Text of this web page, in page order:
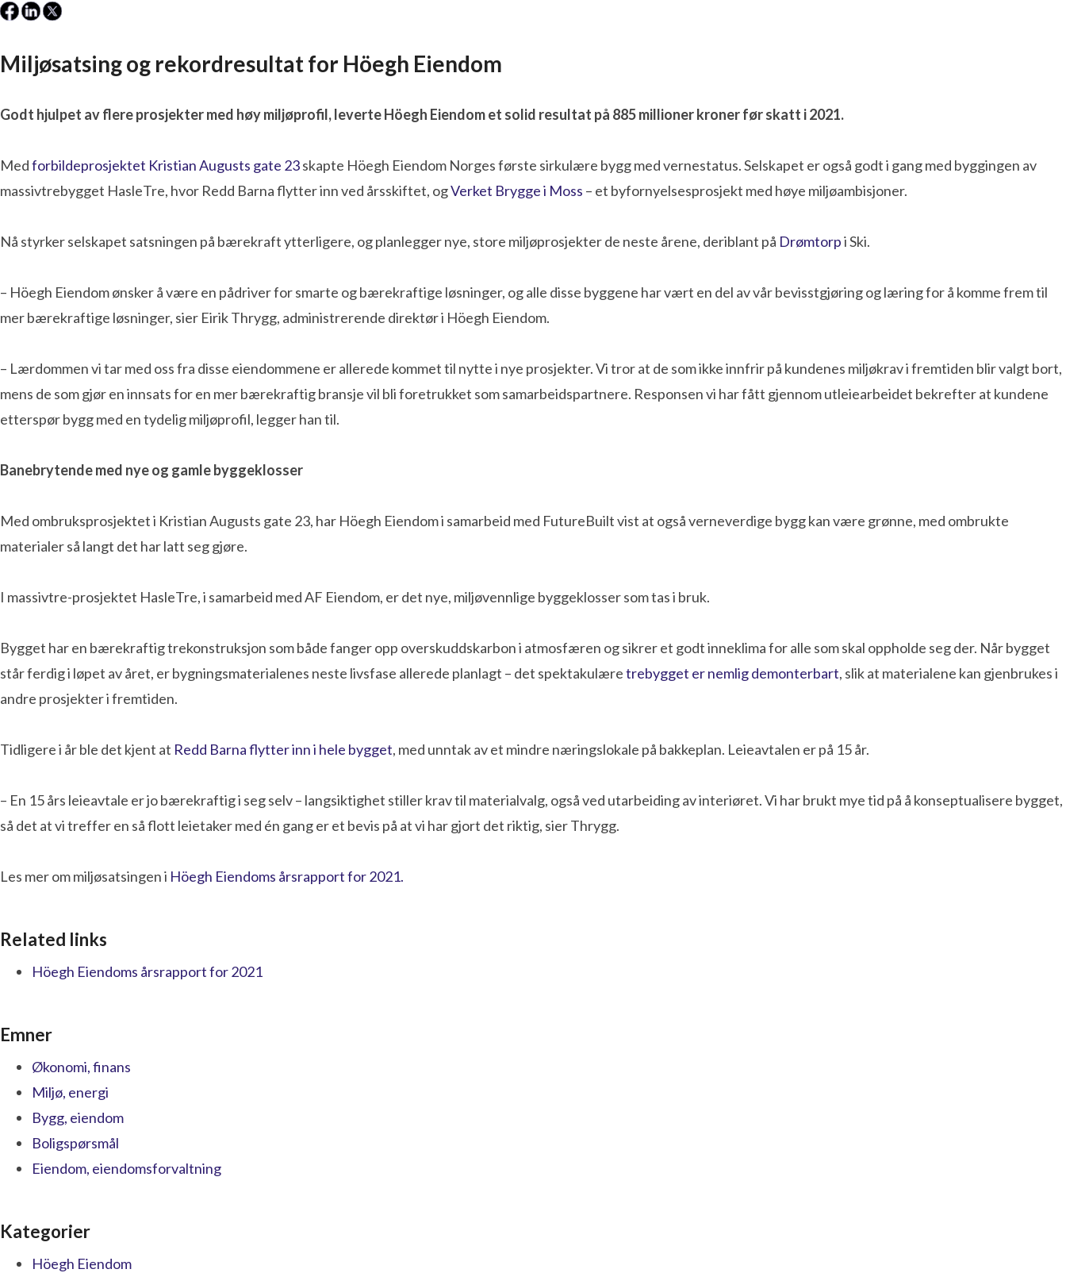
Miljøsatsing og rekordresultat for Höegh Eiendom
Godt hjulpet av flere prosjekter med høy miljøprofil, leverte Höegh Eiendom et solid resultat på 885 millioner kroner før skatt i 2021.
Medforbildeprosjektet Kristian Augusts gate 23skapte Höegh Eiendom Norges første sirkulære bygg med vernestatus. Selskapet er også godt i gang med byggingen av
massivtrebygget HasleTre, hvor Redd Barna flytter inn ved årsskiftet, ogVerket Brygge i Moss – et byfornyelsesprosjekt med høye miljøambisjoner.
Nå styrker selskapet satsningen på bærekraft ytterligere, og planlegger nye, store miljøprosjekter de neste årene, deriblant på Drømtorpi Ski.
– Höegh Eiendom ønsker å være en pådriver for smarte og bærekraftige løsninger, og alle disse byggene har vært en del av vår bevisstgjøring og læring for å komme frem til
mer bærekraftige løsninger, sier Eirik Thrygg, administrerende direktør i Höegh Eiendom.
– Lærdommen vi tar med oss fra disse eiendommene er allerede kommet til nytte i nye prosjekter. Vi tror at de som ikke innfrir på kundenes miljøkrav i fremtiden blir valgt bort,
mens de som gjør en innsats for en mer bærekraftig bransje vil bli foretrukket som samarbeidspartnere. Responsen vi har fått gjennom utleiearbeidet bekrefter at kundene
etterspør bygg med en tydelig miljøprofil, legger han til.
Banebrytende med nye og gamle byggeklosser
Med ombruksprosjektet i Kristian Augusts gate 23, har Höegh Eiendom i samarbeid med FutureBuilt vist at også verneverdige bygg kan være grønne, med ombrukte
materialer så langt det har latt seg gjøre.
I massivtre-prosjektet HasleTre, i samarbeid med AF Eiendom, er det nye, miljøvennlige byggeklosser som tas i bruk.
Bygget har en bærekraftig trekonstruksjon som både fanger opp overskuddskarbon i atmosfæren og sikrer et godt inneklima for alle som skal oppholde seg der. Når bygget
står ferdig i løpet av året, er bygningsmaterialenes neste livsfase allerede planlagt – det spektakulæretrebygget er nemlig demonterbart, slik at materialene kan gjenbrukes i
andre prosjekter i fremtiden.
Tidligere i år ble det kjent at Redd Barna flytter inn i hele bygget, med unntak av et mindre næringslokale på bakkeplan. Leieavtalen er på 15 år.
­– En 15 års leieavtale er jo bærekraftig i seg selv – langsiktighet stiller krav til materialvalg, også ved utarbeiding av interiøret. Vi har brukt mye tid på å konseptualisere bygget,
så det at vi treffer en så flott leietaker med én gang er et bevis på at vi har gjort det riktig, sier Thrygg.
Les mer om miljøsatsingen i Höegh Eiendoms årsrapport for 2021.
Related links
Höegh Eiendoms årsrapport for 2021
Emner
Økonomi, finans
Miljø, energi
Bygg, eiendom
Boligspørsmål
Eiendom, eiendomsforvaltning
Kategorier
Höegh Eiendom